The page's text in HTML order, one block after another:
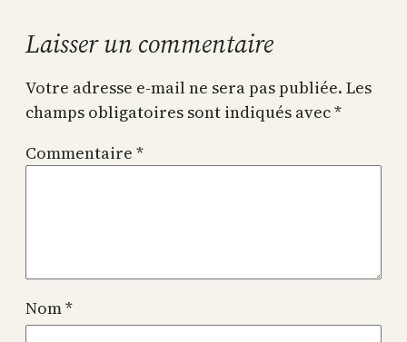
Laisser un commentaire
Votre adresse e-mail ne sera pas publiée. Les
champs obligatoires sont indiqués avec*
Commentaire *
Nom*